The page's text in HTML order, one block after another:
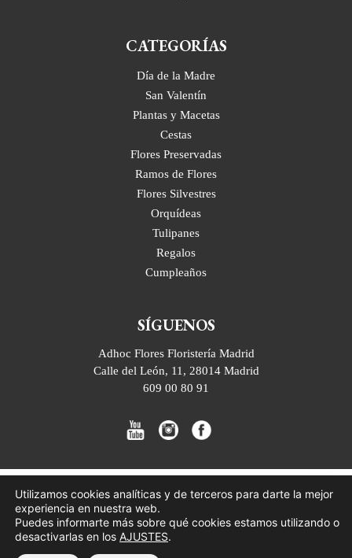
CATEGORÍAS
Día de la Madre
San Valentín
Plantas y Macetas
Cestas
Flores Preservadas
Ramos de Flores
Flores Silvestres
Orquídeas
Tulipanes
Regalos
Cumpleaños
SÍGUENOS
Adhoc Flores Floristería Madrid
Calle del León, 11, 28014 Madrid
609 00 80 91
Utilizamos cookies analíticas y de terceros para darte la mejor
experiencia en nuestra web.
Puedes informarte más sobre qué cookies estamos utilizando o
desactivarlas en los AJUSTES.